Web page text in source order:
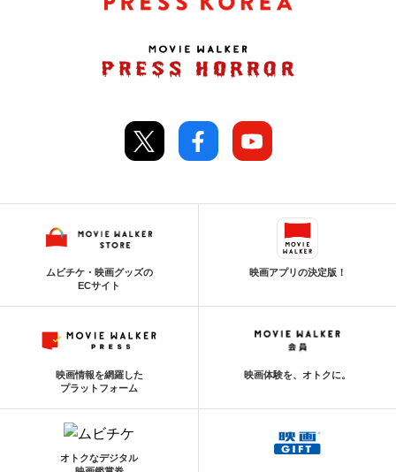
ムビチケ・映画グッズの
ECサイト
映画アプリの決定版！
映画情報を網羅した
プラットフォーム
映画体験を、オトクに。
オトクなデジタル